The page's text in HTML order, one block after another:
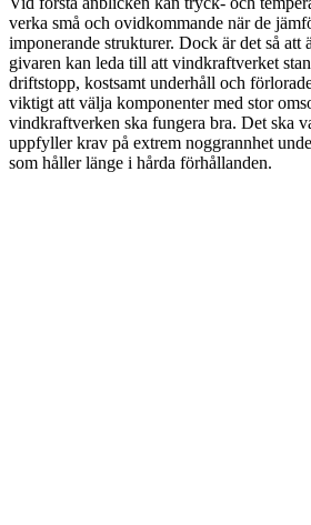
verka små och ovidkommande när de
imponerande strukturer. Dock är det så att
givaren kan leda till att vindkraftverket
driftstopp, kostsamt underhåll och
viktigt att välja komponenter med stor
vindkraftverken ska fungera bra. Det ska
uppfyller krav på extrem noggrannhet
som håller länge i hårda förhållanden.